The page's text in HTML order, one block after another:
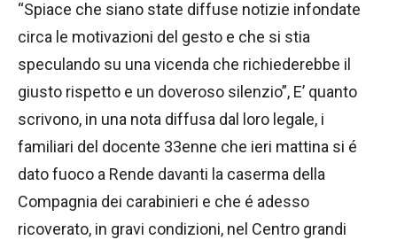
“Spiace che siano state diffuse notizie infondate
circa le motivazioni del gesto e che si stia
speculando su una vicenda che richiederebbe il
giusto rispetto e un doveroso silenzio”, E’ quanto
scrivono, in una nota diffusa dal loro legale, i
familiari del docente 33enne che ieri mattina si é
dato fuoco a Rende davanti la caserma della
Compagnia dei carabinieri e che é adesso
ricoverato, in gravi condizioni, nel Centro grandi